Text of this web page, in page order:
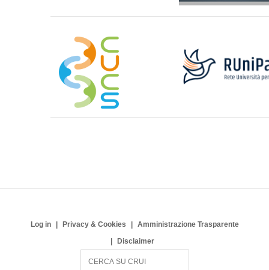
Log in Privacy & Cookies
Amministrazione Trasparente
Disclaimer